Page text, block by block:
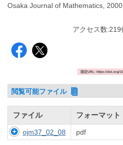
Osaka Journal of Mathematics,
アクセス数:219
固定URL: https://doi.org/
閲覧可能ファイル
ファイル フォーマット
ojm37_02_08 pdf